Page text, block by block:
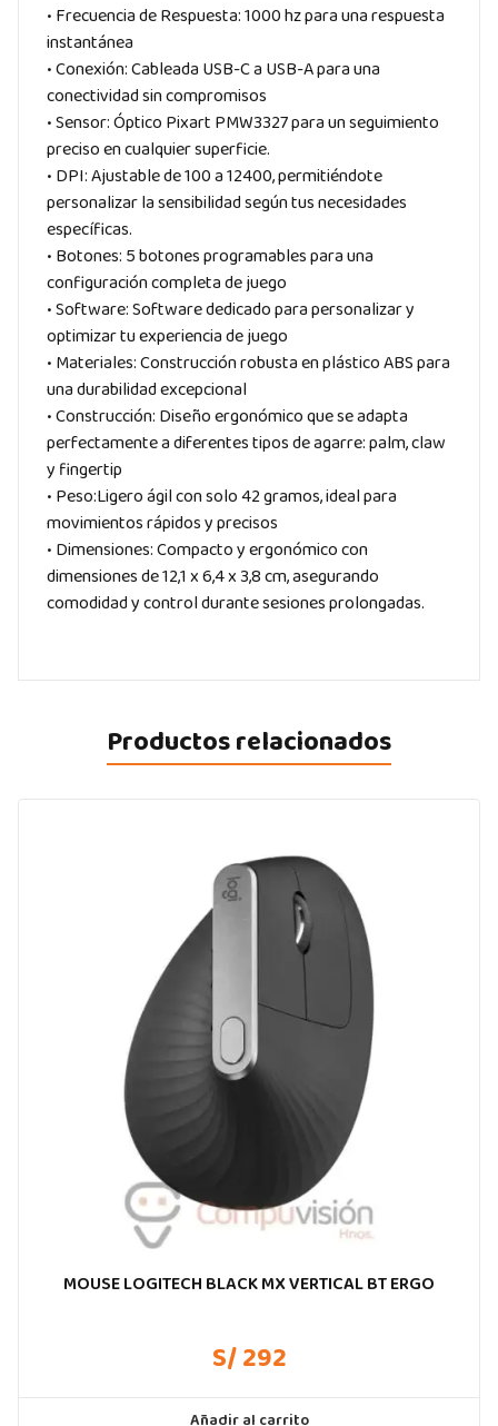
• Frecuencia de Respuesta: 1000 hz para una respuesta
instantánea
• Conexión: Cableada USB-C a USB-A para una
conectividad sin compromisos
• Sensor: Óptico Pixart PMW3327 para un seguimiento
preciso en cualquier superficie.
• DPI: Ajustable de 100 a 12400, permitiéndote
personalizar la sensibilidad según tus necesidades
específicas.
• Botones: 5 botones programables para una
configuración completa de juego
• Software: Software dedicado para personalizar y
optimizar tu experiencia de juego
• Materiales: Construcción robusta en plástico ABS para
una durabilidad excepcional
• Construcción: Diseño ergonómico que se adapta
perfectamente a diferentes tipos de agarre: palm, claw
y fingertip
• Peso:Ligero ágil con solo 42 gramos, ideal para
movimientos rápidos y precisos
• Dimensiones: Compacto y ergonómico con
dimensiones de 12,1 x 6,4 x 3,8 cm, asegurando
comodidad y control durante sesiones prolongadas.
Productos relacionados
MOUSE LOGITECH BLACK MX VERTICAL BT ERGO
S/ 292
Añadir al carrito